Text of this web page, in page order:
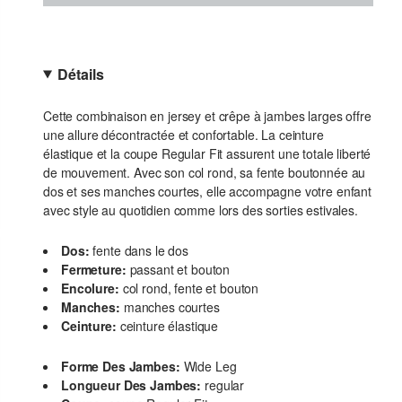
Détails
Cette combinaison en jersey et crêpe à jambes larges offre
une allure décontractée et confortable. La ceinture
élastique et la coupe Regular Fit assurent une totale liberté
de mouvement. Avec son col rond, sa fente boutonnée au
dos et ses manches courtes, elle accompagne votre enfant
avec style au quotidien comme lors des sorties estivales.
Dos: fente dans le dos
Fermeture: passant et bouton
Encolure: col rond, fente et bouton
Manches: manches courtes
Ceinture: ceinture élastique
Forme Des Jambes: Wide Leg
Longueur Des Jambes: regular